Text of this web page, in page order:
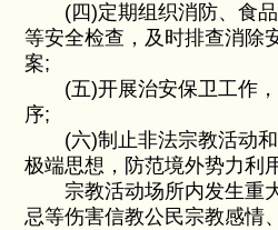
(四)定期组织消防、食品
等安全检查，及时排查消除
案;
(五)开展治安保卫工作，
序;
(六)制止非法宗教活动和
极端思想，防范境外势力利
宗教活动场所内发生重
忌等伤害信教公民宗教感情